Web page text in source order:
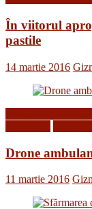
În viitorul
pastile
14 martie 2016
Drone
11 martie 2016